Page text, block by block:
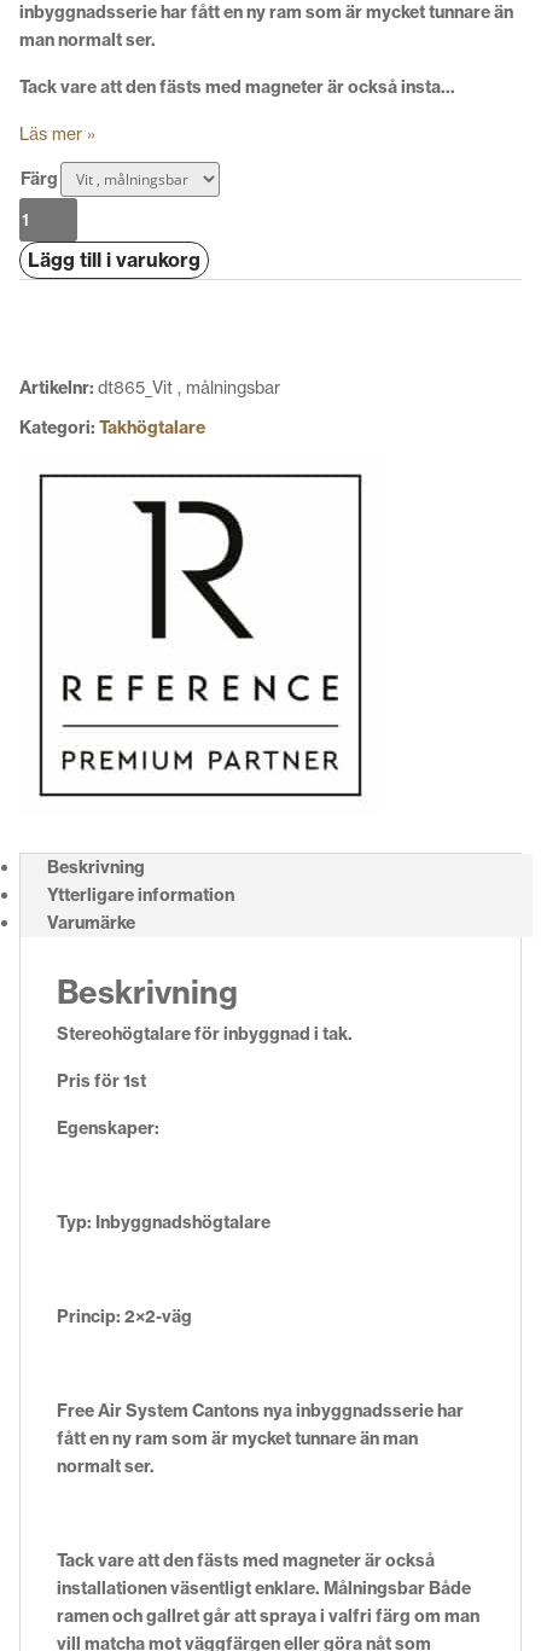
inbyggnadsserie har fått en ny ram som är mycket tunnare än
man normalt ser.
Tack vare att den fästs med magneter är också insta…
Läs mer »
Färg
Canton
inceiling
865DT
Lägg till i varukorg
Artikelnr: dt865_Vit , målningsbar
Kategori: Takhögtalare
Beskrivning
Ytterligare information
Varumärke
Beskrivning
Stereohögtalare för inbyggnad i tak.
Pris för 1st
Egenskaper:
Typ: Inbyggnadshögtalare
Princip: 2×2-väg
Free Air System Cantons nya inbyggnadsserie har
fått en ny ram som är mycket tunnare än man
normalt ser.
Tack vare att den fästs med magneter är också
installationen väsentligt enklare. Målningsbar Både
ramen och gallret går att spraya i valfri färg om man
vill matcha mot väggfärgen eller göra nåt som